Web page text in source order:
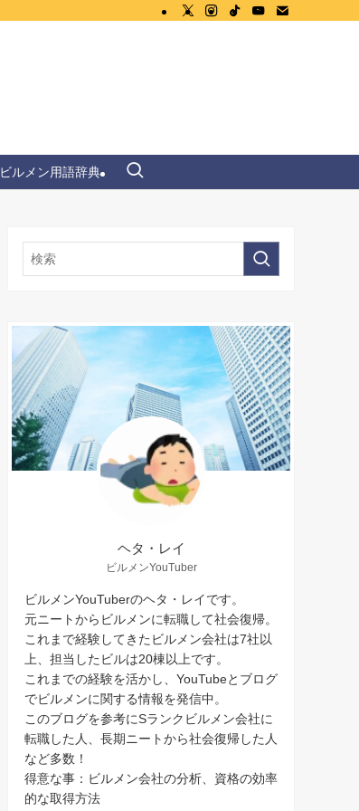
ビルメン用語辞典
ヘタ・レイ
ビルメンYouTuber
ビルメンYouTuberのヘタ・レイです。
元ニートからビルメンに転職して社会復帰。
これまで経験してきたビルメン会社は7社以
上、担当したビルは20棟以上です。
これまでの経験を活かし、YouTubeとブログ
でビルメンに関する情報を発信中。
このブログを参考にSランクビルメン会社に
転職した人、長期ニートから社会復帰した人
など多数！
得意な事：ビルメン会社の分析、資格の効率
的な取得方法